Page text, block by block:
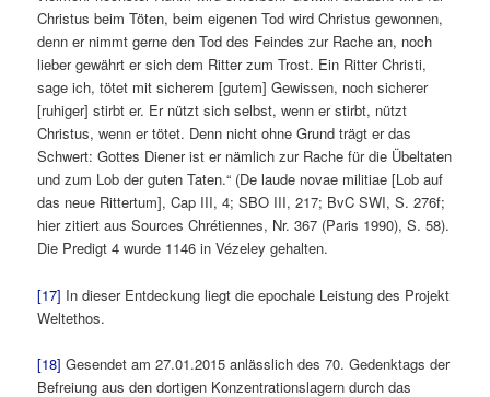
Christus beim Töten, beim eigenen Tod wird Christus gewonnen,
denn er nimmt gerne den Tod des Feindes zur Rache an, noch
lieber gewährt er sich dem Ritter zum Trost. Ein Ritter Christi,
sage ich, tötet mit sicherem [gutem] Gewissen, noch sicherer
[ruhiger] stirbt er. Er nützt sich selbst, wenn er stirbt, nützt
Christus, wenn er tötet. Denn nicht ohne Grund trägt er das
Schwert: Gottes Diener ist er nämlich zur Rache für die Übeltaten
und zum Lob der guten Taten.“ (De laude novae militiae [Lob auf
das neue Rittertum], Cap III, 4; SBO III, 217; BvC SWI, S. 276f;
hier zitiert aus Sources Chrétiennes, Nr. 367 (Paris 1990), S. 58).
Die Predigt 4 wurde 1146 in Vézeley gehalten.
[17] In dieser Entdeckung liegt die epochale Leistung des Projekt
Weltethos.
[18] Gesendet am 27.01.2015 anlässlich des 70. Gedenktags der
Befreiung aus den dortigen Konzentrationslagern durch das